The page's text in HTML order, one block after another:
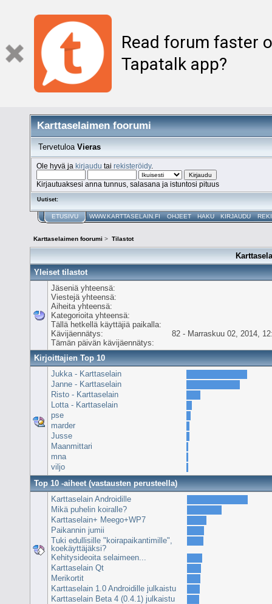
Read forum faster
Tapatalk app?
Karttaselaimen foorumi
Tervetuloa Vieras
Ole hyvä jakirjaudu tairekisteröidy.
Kirjautuaksesi anna tunnus, salasana ja istuntosi pituus
Uutiset:
ETUSIVU WWW.KARTTASELAIN.FI OHJEET HAKU KIRJAUDU
Karttaselaimen foorumi > Tilastot
Yleiset tilastot
Jäseniä yhteensä:
Viestejä yhteensä:
Aiheita yhteensä:
Kategorioita yhteensä:
Tällä hetkellä käyttäjiä paikalla:
Kävijäennätys:
82 - Marraskuu 02, 2014,
Tämän päivän kävijäennätys:
Kirjoittajien Top 10
Jukka - Karttaselain
Janne - Karttaselain
Risto - Karttaselain
Lotta - Karttaselain
pse
marder
Jusse
Maanmittari
mna
viljo
Top 10 -aiheet (vastausten perusteella)
Karttaselain Androidille
Mikä puhelin koiralle?
Karttaselain+ Meego+WP7
Paikannin jumii
Tuki edullisille "koirapaikantimille",
koekäyttäjäksi?
Kehitysideoita selaimeen...
Karttaselain Qt
Merikortit
Karttaselain 1.0 Androidille julkaistu
Karttaselain Beta 4 (0.4.1) julkaistu